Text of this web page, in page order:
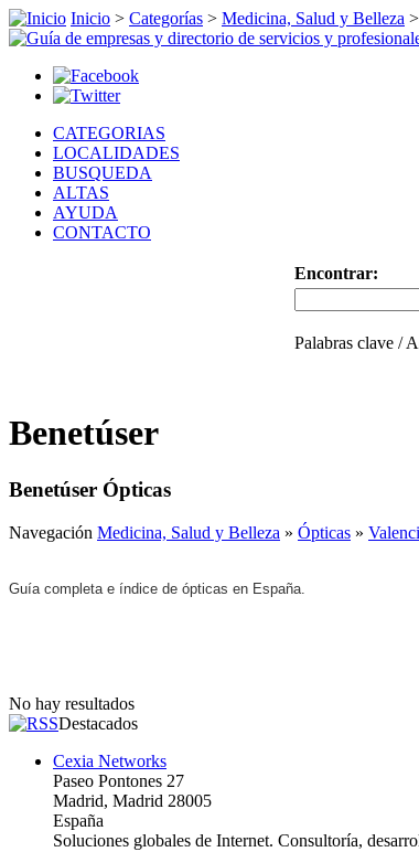
Inicio > Categorías > Medicina, Salud y Belleza >
CATEGORIAS
LOCALIDADES
BUSQUEDA
ALTAS
AYUDA
CONTACTO
Encontrar:
Palabras clave /
Benetúser
Benetúser Ópticas
Navegación Medicina, Salud y Belleza » Ópticas »
Guía completa e índice de ópticas en España.
No hay resultados
Destacados
Cexia Networks
Paseo Pontones 27
Madrid, Madrid 28005
España
Soluciones globales de Internet. Consultoría,